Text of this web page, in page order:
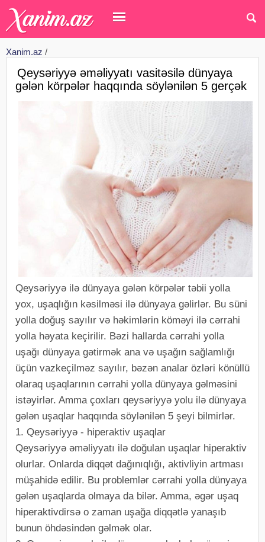
Xanim.az /
Qeysəriyyə əməliyyatı vasitəsilə dünyaya
gələn körpələr haqqında söylənilən 5 gerçək
Qeysəriyyə ilə dünyaya gələn körpələr təbii yolla
yox, uşaqlığın kəsilməsi ilə dünyaya gəlirlər. Bu süni
yolla doğuş sayılır və həkimlərin köməyi ilə cərrahi
yolla həyata keçirilir. Bəzi hallarda cərrahi yolla
uşağı dünyaya gətirmək ana və uşağın sağlamlığı
üçün vazkeçilməz sayılır, bəzən analar özləri könüllü
olaraq uşaqlarının cərrahi yolla dünyaya gəlməsini
istəyirlər. Amma çoxları qeysəriyyə yolu ilə dünyaya
gələn uşaqlar haqqında söylənilən 5 şeyi bilmirlər.
1. Qeysəriyyə - hiperaktiv uşaqlar
Qeysəriyyə əməliyyatı ilə doğulan uşaqlar hiperaktiv
olurlar. Onlarda diqqət dağınıqlığı, aktivliyin artması
müşahidə edilir. Bu problemlər cərrahi yolla dünyaya
gələn uşaqlarda olmaya da bilər. Amma, əgər uşaq
hiperaktivdirsə o zaman uşağa diqqətlə yanaşıb
bunun öhdəsindən gəlmək olar.